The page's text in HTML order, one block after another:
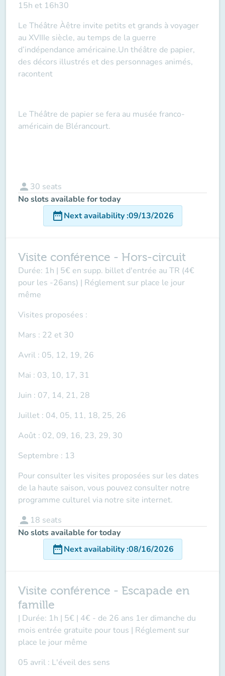
15h et 16h30
Le Théâtre Àêtre invite petits et grands à voyager
au XVIIIe siècle, au temps de la guerre
d’indépendance américaine.Un théâtre de papier,
des décors illustrés et des personnages animés,
racontent
Le Théâtre de papier se fera au musée franco-
américain de Blérancourt.
person 30 seats
No slots available for today
date_rangeNext availability:09/13/2026
Visite conférence - Hors-circuit
Durée: 1h | 5€ en supp. billet d'entrée au TR (4€
pour les -26ans) | Réglement sur place le jour
même
Visites proposées :
Mars : 22 et 30
Avril : 05, 12, 19, 26
Mai : 03, 10, 17, 31
Juin : 07, 14, 21, 28
Juillet : 04, 05, 11, 18, 25, 26
Août : 02, 09, 16, 23, 29, 30
Septembre : 13
Pour consulter les visites proposées sur les dates
de la haute saison, vous pouvez consulter notre
programme culturel via notre site internet.
person 18 seats
No slots available for today
date_rangeNext availability:08/16/2026
Visite conférence - Escapade en
famille
| Durée: 1h | 5€ | 4€ - de 26 ans 1er dimanche du
mois entrée gratuite pour tous | Réglement sur
place le jour même
05 avril : L'éveil des sens